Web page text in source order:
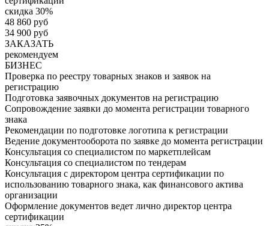
скидка 30%
48 860 руб
34 900 руб
ЗАКАЗАТЬ
рекомендуем
БИЗНЕС
Проверка по реестру товарных знаков и заявок на
регистрацию
Подготовка заявочных документов на регистрацию
Сопровождение заявки до момента регистрации товарного
знака
Рекомендации по подготовке логотипа к регистрации
Ведение документооборота по заявке до момента регистрации
Консультация со специалистом по маркетплейсам
Консультация со специалистом по тендерам
Консультация с директором центра сертификации по
использованию товарного знака, как финансового актива
организации
Оформление документов ведет лично директор центра
сертификации